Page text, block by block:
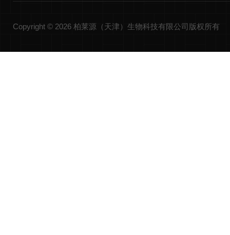
Copyright © 2026 柏莱源（天津）生物科技有限公司版权所有